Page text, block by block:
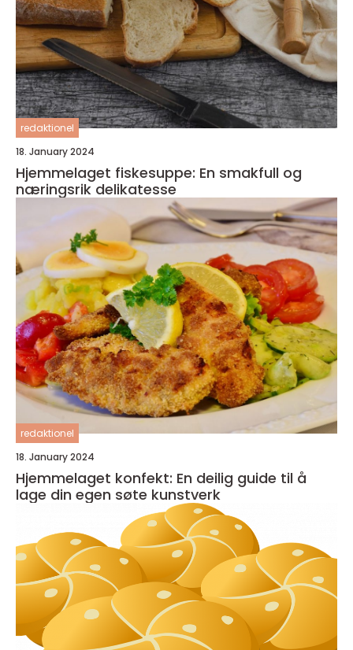
redaktionel
18. January 2024
Hjemmelaget fiskesuppe: En smakfull og
næringsrik delikatesse
redaktionel
18. January 2024
Hjemmelaget konfekt: En deilig guide til å
lage din egen søte kunstverk